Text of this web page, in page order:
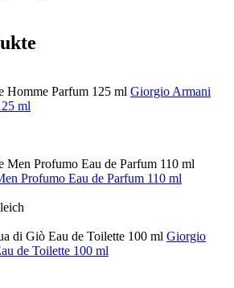
Giorgio Armani
ml
Profumo Eau de Parfum 110 ml
Giorgio
de Toilette 100 ml